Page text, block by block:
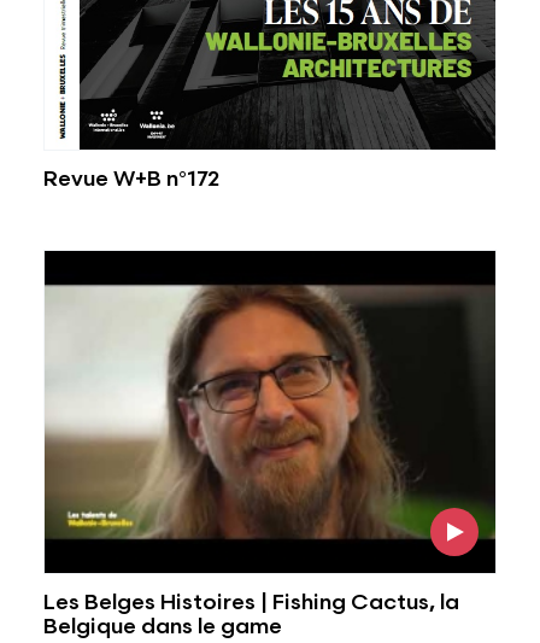
Revue W+B n°172
Les Belges Histoires | Fishing Cactus, la
Belgique dans le game